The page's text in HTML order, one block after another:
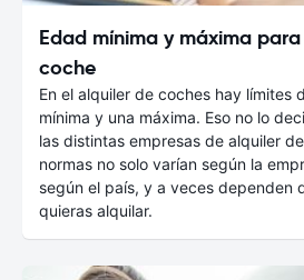
Edad mínima y máxima
coche
En el alquiler de coches hay límites
mínima y una máxima. Eso no lo
las distintas empresas de alquiler
normas no solo varían según la
según el país, y a veces dependen
quieras alquilar.